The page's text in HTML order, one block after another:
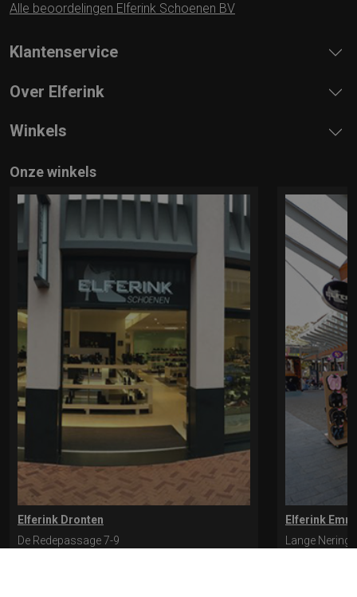
Alle beoordelingen Elferink Schoenen BV
Klantenservice
Over Elferink
Winkels
Onze winkels
Elferink Dronten
De Redepassage 7-9
Elferink
Lange Nering